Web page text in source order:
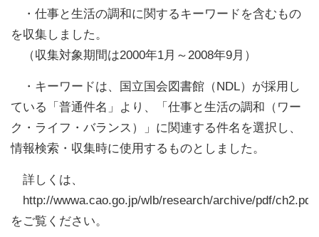
・仕事と生活の調和に関するキーワードを含むもの
を収集しました。
（収集対象期間は2000年1月～2008年9月）
・キーワードは、国立国会図書館（NDL）が採用し
ている「普通件名」より、「仕事と生活の調和（ワー
ク・ライフ・バランス）」に関連する件名を選択し、
情報検索・収集時に使用するものとしました。
詳しくは、
http://wwwa.cao.go.jp/wlb/research/archive/pdf/ch2.pdf
をご覧ください。